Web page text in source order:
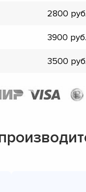
2800
3900
3500